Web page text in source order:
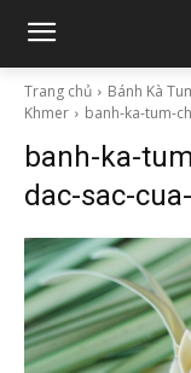
Trang chủ
Bánh Kà
Khmer
banh-ka-tum-
banh-ka-
dac-sac-